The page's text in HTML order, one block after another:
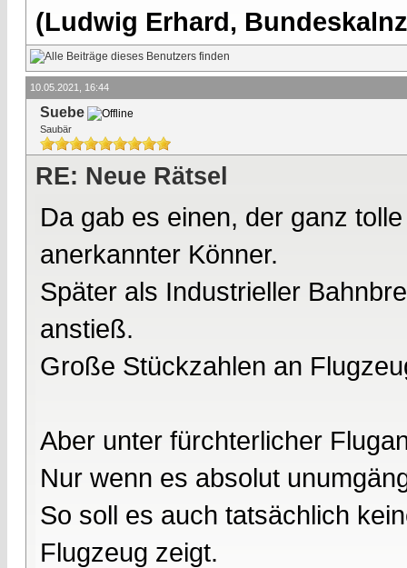
(Ludwig Erhard,
10.05.2021, 16:44
Suebe
Saubär
RE: Neue Rätsel
Da gab es einen, der ganz
anerkannter Könner.
Später als Industrieller
anstieß.
Große Stückzahlen an
Aber unter fürchterlicher
Nur wenn es absolut
So soll es auch tatsächlich
Flugzeug zeigt.